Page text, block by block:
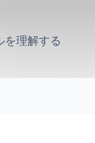
を理解する